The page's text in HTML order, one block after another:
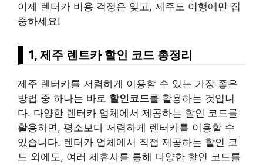
이제 렌터카 비용 걱정은 잊고, 제주도 여행에만 집
중하세요!
1, 제주 렌트카 할인 코드 총정리
제주 렌터카를 저렴하게 이용할 수 있는 가장 좋은
방법 중 하나는 바로 할인코드를 활용하는 것입니
다. 다양한 렌터카 업체에서 제공하는 할인 코드를
활용하면, 평소보다 저렴하게 렌터카를 이용할 수
있습니다. 렌터카 업체에서 직접 제공하는 할인 코
드 외에도, 여러 제휴사를 통해 다양한 할인 코드를